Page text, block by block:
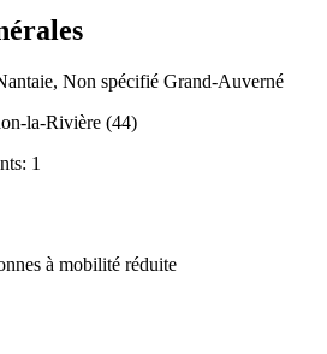
Non spécifié Grand-Auverné
la-Rivière (44)
1
à mobilité réduite